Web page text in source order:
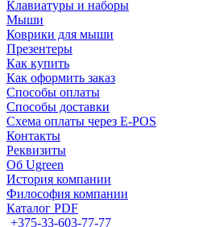
Клавиатуры и наборы
Мыши
Коврики для мыши
Презентеры
Как купить
Как оформить заказ
Способы оплаты
Способы доставки
Схема оплаты через E-POS
Контакты
Реквизиты
Об Ugreen
История компании
Философия компании
Каталог PDF
+375-33-603-77-77